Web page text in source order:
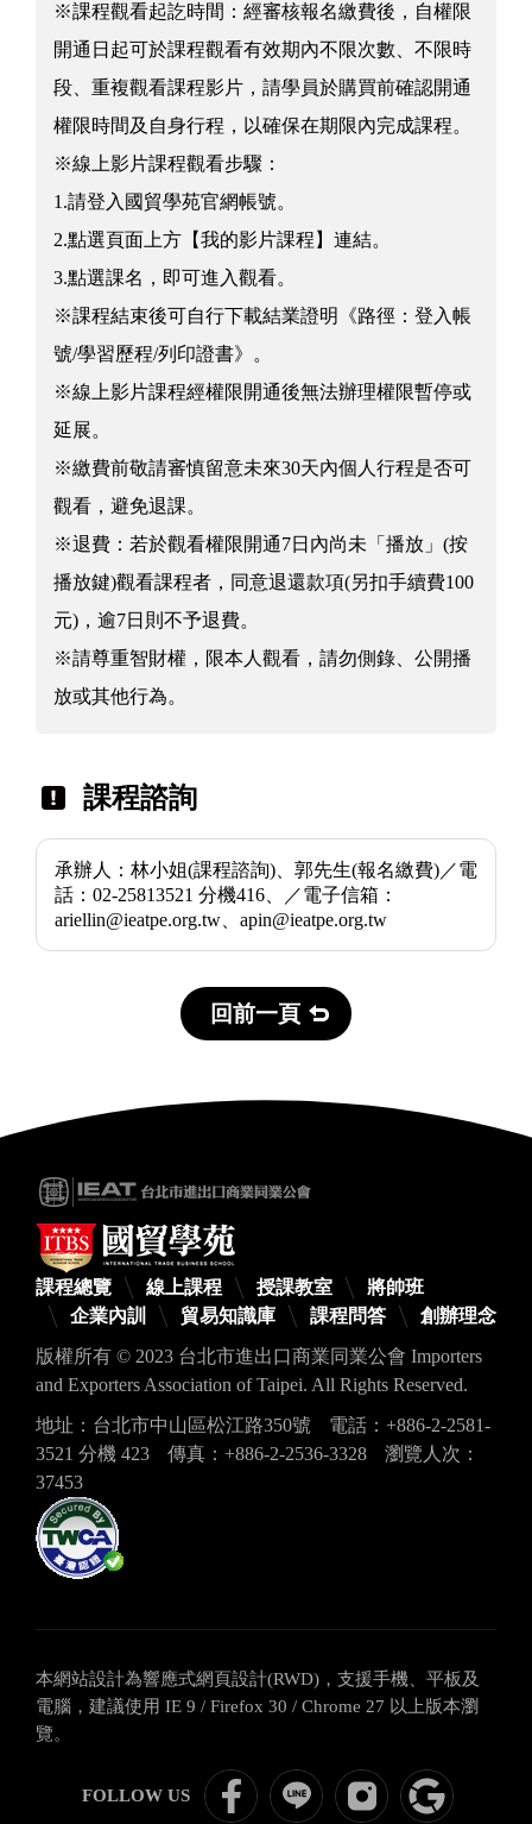
※課程觀看起訖時間：經審核報名繳費後，自權限
開通日起可於課程觀看有效期內不限次數、不限時
段、重複觀看課程影片，請學員於購買前確認開通
權限時間及自身行程，以確保在期限內完成課程。
※線上影片課程觀看步驟：
1.請登入國貿學苑官網帳號。
2.點選頁面上方【我的影片課程】連結。
3.點選課名，即可進入觀看。
※課程結束後可自行下載結業證明《路徑：登入帳
號/學習歷程/列印證書》。
※線上影片課程經權限開通後無法辦理權限暫停或
延展。
※繳費前敬請審慎留意未來30天內個人行程是否可
觀看，避免退課。
※退費：若於觀看權限開通7日內尚未「播放」(按
播放鍵)觀看課程者，同意退還款項(另扣手續費100
元)，逾7日則不予退費。
※請尊重智財權，限本人觀看，請勿側錄、公開播
放或其他行為。
課程諮詢
承辦人：林小姐(課程諮詢)、郭先生(報名繳費)／電
話：02-25813521 分機416、／電子信箱：
ariellin@ieatpe.org.tw、apin@ieatpe.org.tw
回前一頁
課程總覽 線上課程 授課教室
將帥班
企業內訓
貿易知識庫 課程問答
創辦理念
版權所有 © 2023 台北市進出口商業同業公會 Importers
and Exporters Association of Taipei. All Rights Reserved.
地址：台北市中山區松江路350號
電話：+886-2-2581-
3521 分機 423
傳真：+886-2-2536-3328
瀏覽人次：
37453
本網站設計為響應式網頁設計(RWD)，支援手機、平板及
電腦，建議使用 IE 9 / Firefox 30 / Chrome 27 以上版本瀏
覽。
FOLLOW US
ITBS
國
ITBS
國
關
注
google
評